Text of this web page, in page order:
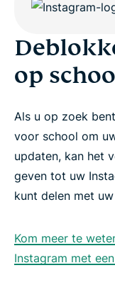
op
Als u op zoek
voor school om
updaten, kan het
geven tot uw
kunt delen met
Kom meer te
Instagram met